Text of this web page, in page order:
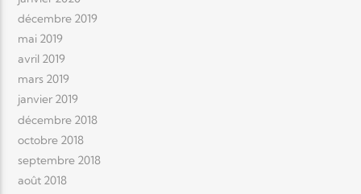
décembre 2019
mai 2019
avril 2019
mars 2019
janvier 2019
décembre 2018
octobre 2018
septembre 2018
août 2018